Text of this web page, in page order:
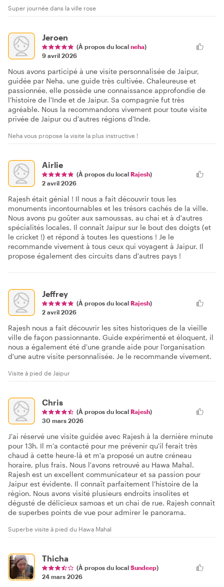
Super journée dans la ville rose
Jeroen
(À propos du local neha)
9 avril 2026
Nous avons participé à une visite personnalisée de Jaipur,
guidée par Neha, une guide très cultivée. Chaleureuse et
passionnée, elle possède une connaissance approfondie de
l'histoire de l'Inde et de Jaipur. Sa compagnie fut très
agréable. Nous la recommandons vivement pour toute visite
privée de Jaipur ou d'autres régions d'Inde.
Neha vous propose la visite la plus instructive !
Airlie
(À propos du local Rajesh)
2 avril 2026
Rajesh était génial ! Il nous a fait découvrir tous les
monuments incontournables et les trésors cachés de la ville.
Nous avons pu goûter aux samoussas, au chai et à d'autres
spécialités locales. Il connaît Jaipur sur le bout des doigts (et
le cricket !) et répond à toutes les questions ! Je le
recommande vivement à tous ceux qui voyagent à Jaipur. Il
propose également des circuits dans d'autres pays !
Jeffrey
(À propos du local Rajesh)
2 avril 2026
Rajesh nous a fait découvrir les sites historiques de la vieille
ville de façon passionnante. Guide expérimenté et éloquent, il
nous a également été d'une grande aide pour l'organisation
d'une autre visite personnalisée. Je le recommande vivement.
Visite à pied de Jaipur
Chris
(À propos du local Rajesh)
30 mars 2026
J'ai réservé une visite guidée avec Rajesh à la dernière minute
pour 13h. Il m'a contacté pour me prévenir qu'il ferait très
chaud à cette heure-là et m'a proposé un autre créneau
horaire, plus frais. Nous l'avons retrouvé au Hawa Mahal.
Rajesh est un excellent communicateur et sa passion pour
Jaipur est évidente. Il connaît parfaitement l'histoire de la
région. Nous avons visité plusieurs endroits insolites et
dégusté de délicieux samoas et un chai de rue. Rajesh connaît
de superbes points de vue pour admirer le panorama.
Superbe visite à pied du Hawa Mahal
Thicha
(À propos du local Sundeep)
24 mars 2026